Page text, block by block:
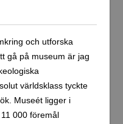
och utforska
gå på museum är jag
världsklass tyckte
Museét ligger i
000 föremål